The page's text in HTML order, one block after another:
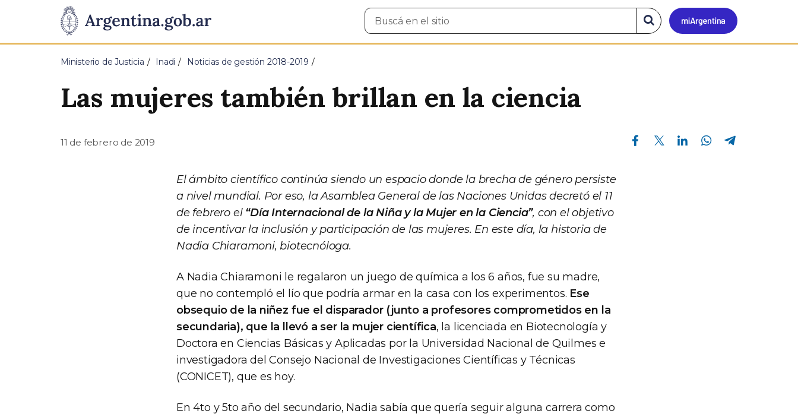
Presidencia
de
Pasar al contenido principal
Mi
Buscar
en
Buscar
en
el
Ministerio de Justicia Inadi Noticias de gestión 2018-2019
Las mujeres también brillan en la ciencia
11 de febrero de 2019
Compartir en Facebook Compartir en Twitter Compartir en Linkedin Compartir en Whatsapp
El ámbito científico continúa siendo un espacio donde la brecha de género persiste
a nivel mundial. Por eso, la Asamblea General de las Naciones Unidas decretó el 11
de febrero el “Día Internacional de la Niña y la Mujer en la Ciencia”, con el objetivo
de incentivar la inclusión y participación de las mujeres. En este día, la historia de
Nadia Chiaramoni, biotecnóloga.
A Nadia Chiaramoni le regalaron un juego de química a los 6 años, fue su madre,
que no contempló el lío que podría armar en la casa con los experimentos. Ese
obsequio de la niñez fue el disparador (junto a profesores comprometidos en la
secundaria), que la llevó a ser la mujer científica, la licenciada en Biotecnología y
Doctora en Ciencias Básicas y Aplicadas por la Universidad Nacional de Quilmes e
investigadora del Consejo Nacional de Investigaciones Científicas y Técnicas
(CONICET), que es hoy.
En 4to y 5to año del secundario, Nadia sabía que quería seguir alguna carrera como